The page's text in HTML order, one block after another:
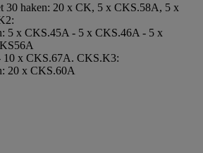
30 haken: 20 x CK, 5 x CKS.58A, 5 x
5 x CKS.45A - 5 x CKS.46A - 5 x
10 x CKS.67A. CKS.K3:
20 x CKS.60A